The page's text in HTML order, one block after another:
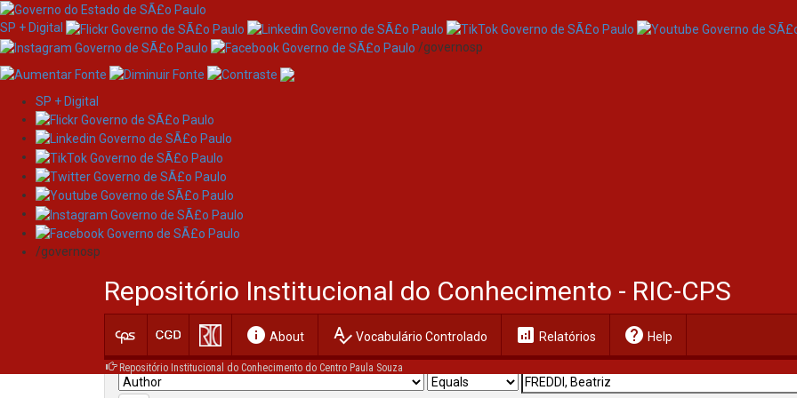
Skip
navigation
SP + Digital
/governosp
SP + Digital
/governosp
Repositório Institucional do Conhecimento - RIC-CPS
info About spellcheck Vocabulário Controlado analytics Relatórios help Help
Repositório Institucional do Conhecimento do Centro Paula Souza
Search
Current filters: